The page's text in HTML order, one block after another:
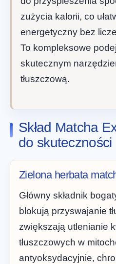
zużycia kalorii, co
energetyczny bez
To kompleksowe
skutecznym
tłuszczową.
Skład Matcha
do skuteczności
Zielona herbata
Główny składnik
blokują przyswajanie
zwiększają utlenianie
tłuszczowych w
antyoksydacyjnie,